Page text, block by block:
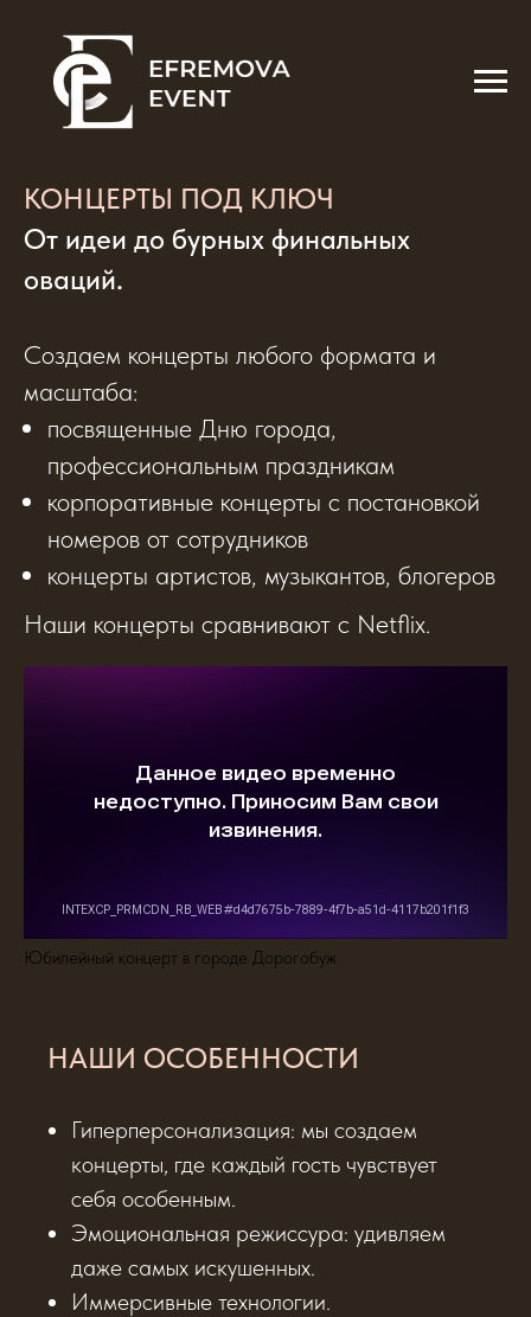
КОНЦЕРТЫ ПОД КЛЮЧ
От идеи до бурных финальных
оваций.
Создаем концерты любого формата и
масштаба:
посвященные Дню города,
профессиональным праздникам
корпоративные концерты с постановкой
номеров от сотрудников
концерты артистов, музыкантов, блогеров
Наши концерты сравнивают с Netflix.
Юбилейный концерт в городе Дорогобуж
НАШИ ОСОБЕННОСТИ
Гиперперсонализация: мы создаем
концерты, где каждый гость чувствует
себя особенным.
Эмоциональная режиссура: удивляем
даже самых искушенных.
Иммерсивные технологии.